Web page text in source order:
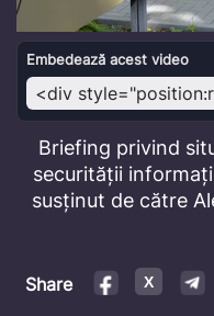
Embedează acest video
Briefing privind
securității
susținut de către
Share